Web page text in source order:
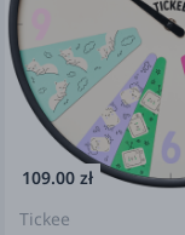
109.00 zł
Tickee